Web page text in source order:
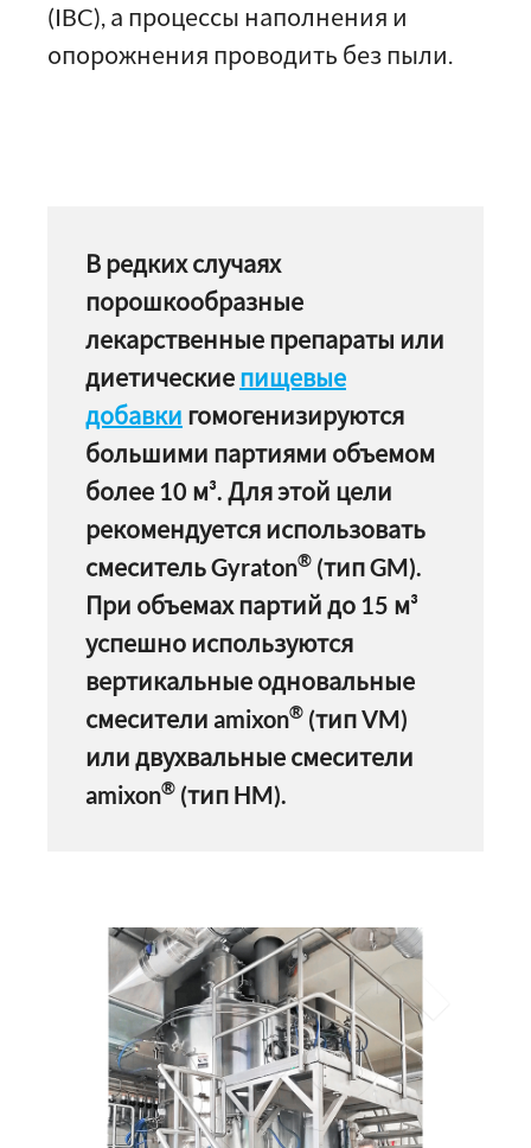
(IBC), а процессы наполнения и
опорожнения проводить без пыли.
В редких случаях
порошкообразные
лекарственные препараты или
диетические пищевые
добавки гомогенизируются
большими партиями объемом
более 10 м³. Для этой цели
рекомендуется использовать
смеситель Gyraton® (тип GM).
При объемах партий до 15 м³
успешно используются
вертикальные одновальные
смесители amixon® (тип VM)
или двухвальные смесители
amixon® (тип HM).